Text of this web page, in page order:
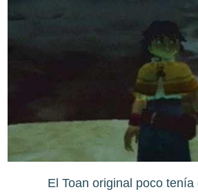
El Toan original poco tenía